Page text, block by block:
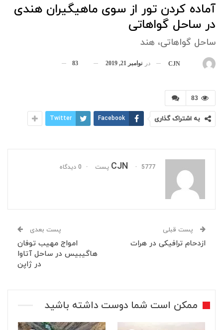
آماده کردن تور از سوی ماهیگیران هندی
در ساحل گواهاتی
ساحل گواهاتی، هند
CJN در نوامبر 21, 2019 83
83
به اشتراک گذاری Facebook
Twitter
CJN 5777 پست 0 دیدگاه
پست قبلی
ازدحام ترافیکی در هرات
پست بعدی
امواج مهیب توفان
هاگیبیس در ساحل آتاوا
در ژاپن
ممکن است شما دوست داشته باشید